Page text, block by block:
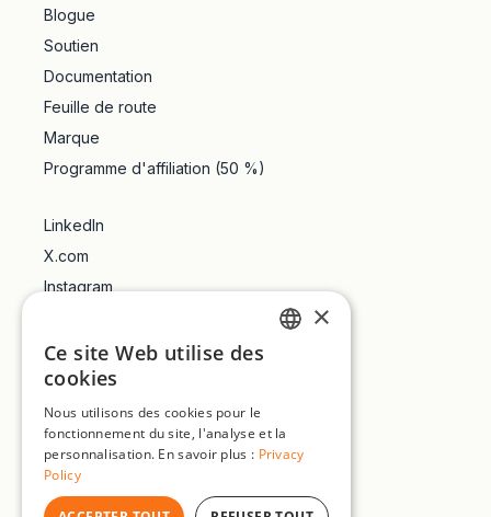
Blogue
Soutien
Documentation
Feuille de route
Marque
Programme d'affiliation (50 %)
LinkedIn
X.com
Instagram
YouTube
Trustpilot
Fait avec <3
ENGLISH
GERMAN
PORTUGUESE
×
Ce site Web utilise des
cookies
Nous utilisons des cookies pour le
fonctionnement du site, l'analyse et la
personnalisation. En savoir plus : Privacy
Policy